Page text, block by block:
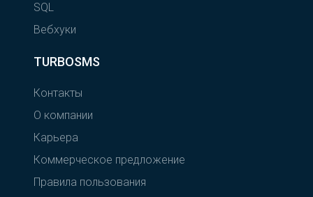
SQL
Вебхуки
TURBOSMS
Контакты
О компании
Карьера
Коммерческое предложение
Правила пользования